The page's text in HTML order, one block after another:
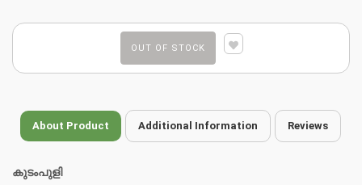
OUT OF STOCK
About Product Additional Information Reviews
കുടംപുളി